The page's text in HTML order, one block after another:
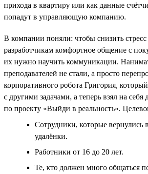
прихода в квартиру или как данные
попадут в управляющую компанию.
В компании поняли: чтобы снизить стресс
разработчикам комфортное общение с
их нужно научить коммуникации.
преподавателей не стали, а просто
корпоративного робота Григория,
с другими задачами, а теперь взял на
по проекту «Выйди в реальность».
Сотрудники, которые вернулись
удалёнки.
Работники от 16 до 20 лет.
Те, кто должен много общаться